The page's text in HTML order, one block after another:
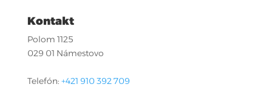
Kontakt
Polom 1125
029 01 Námestovo
Telefón: +421 910 392 709